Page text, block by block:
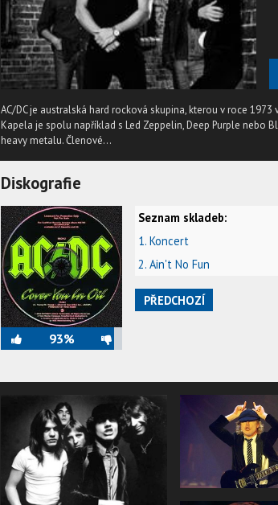
AC/DC je australská hard rocková skupina, kterou v roce
Kapela je spolu například s Led Zeppelin, Deep Purple nebo
heavy metalu. Členové...
Diskografie
93%
Seznam skladeb:
1. Koncert
2. Ain't No Fun
PŘEDCHOZÍ